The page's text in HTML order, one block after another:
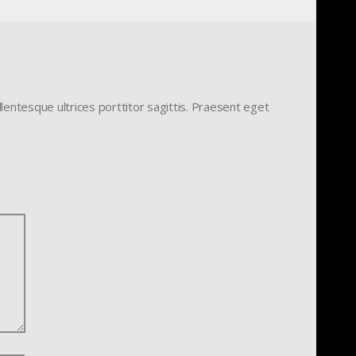
ultrices porttitor sagittis. Praesent eget